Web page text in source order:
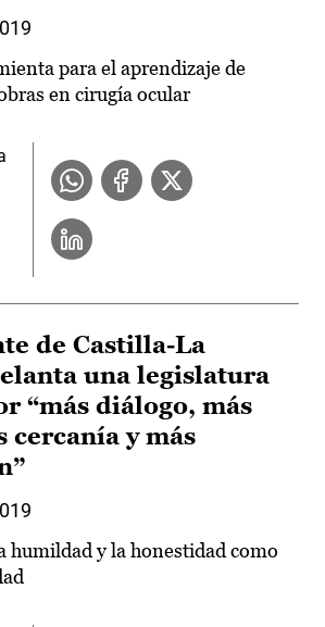
para el aprendizaje de
en cirugía ocular
de Castilla-La
una legislatura
“más diálogo, más
cercanía y más
humildad y la honestidad como